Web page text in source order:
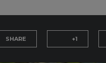
SHARE +1